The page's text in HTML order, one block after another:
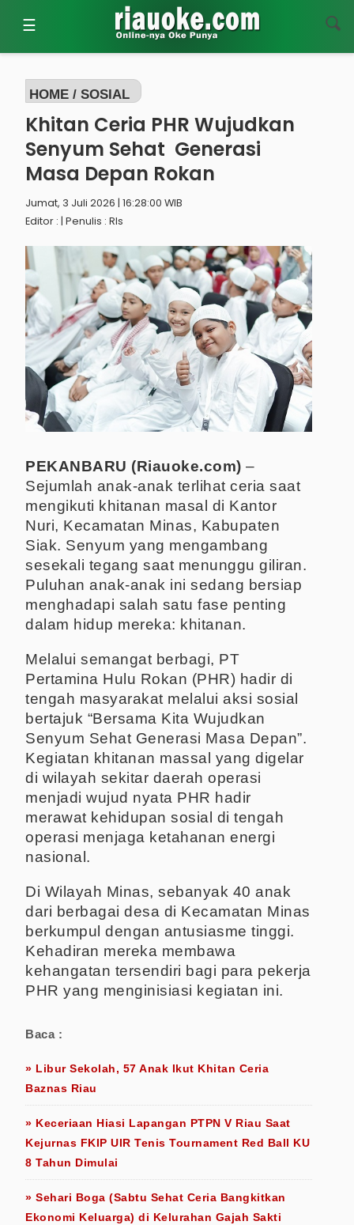
☰
HOME /SOSIAL
Khitan Ceria PHR Wujudkan
Senyum Sehat Generasi
Masa Depan Rokan
Jumat, 3 Juli 2026 | 16:28:00 WIB
Editor : | Penulis : Rls
PEKANBARU (Riauoke.com)–
Sejumlah anak-anak terlihat ceria saat
mengikuti khitanan masal di Kantor
Nuri, Kecamatan Minas, Kabupaten
Siak. Senyum yang mengambang
sesekali tegang saat menunggu giliran.
Puluhan anak-anak ini sedang bersiap
menghadapi salah satu fase penting
dalam hidup mereka: khitanan.
Melalui semangat berbagi, PT
Pertamina Hulu Rokan (PHR) hadir di
tengah masyarakat melalui aksi sosial
bertajuk “Bersama Kita Wujudkan
Senyum Sehat Generasi Masa Depan”.
Kegiatan khitanan massal yang digelar
di wilayah sekitar daerah operasi
menjadi wujud nyata PHR hadir
merawat kehidupan sosial di tengah
operasi menjaga ketahanan energi
nasional.
Di Wilayah Minas, sebanyak 40 anak
dari berbagai desa di Kecamatan Minas
berkumpul dengan antusiasme tinggi.
Kehadiran mereka membawa
kehangatan tersendiri bagi para pekerja
PHR yang menginisiasi kegiatan ini.
Baca :
» Libur Sekolah, 57 Anak Ikut Khitan Ceria
Baznas Riau
» Keceriaan Hiasi Lapangan PTPN V Riau Saat
Kejurnas FKIP UIR Tenis Tournament Red Ball KU
8 Tahun Dimulai
» Sehari Boga (Sabtu Sehat Ceria Bangkitkan
Ekonomi Keluarga) di Kelurahan Gajah Sakti